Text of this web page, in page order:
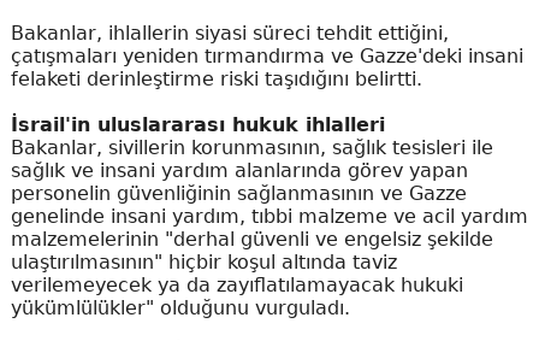
Bakanlar, ihlallerin siyasi süreci tehdit ettiğini,
çatışmaları yeniden tırmandırma ve Gazze'deki insani
felaketi derinleştirme riski taşıdığını belirtti.
İsrail'in uluslararası hukuk ihlalleri
Bakanlar, sivillerin korunmasının, sağlık tesisleri ile
sağlık ve insani yardım alanlarında görev yapan
personelin güvenliğinin sağlanmasının ve Gazze
genelinde insani yardım, tıbbi malzeme ve acil yardım
malzemelerinin "derhal güvenli ve engelsiz şekilde
ulaştırılmasının" hiçbir koşul altında taviz
verilemeyecek ya da zayıflatılamayacak hukuki
yükümlülükler" olduğunu vurguladı.